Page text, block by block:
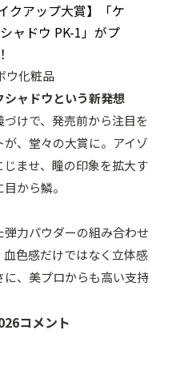
ウ化粧品
ャドウという新発想
けで、発売前から注目を
、堂々の大賞に。アイゾ
ませ、瞳の印象を拡大す
から鱗。
力パウダーの組み合わせ
色感だけではなく立体感
、美プロからも高い支持
コメント